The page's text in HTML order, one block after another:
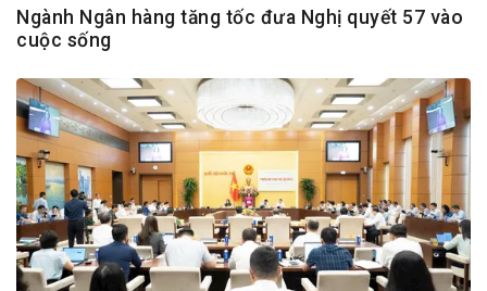
Ngành Ngân hàng tăng tốc đưa Nghị quyết 57 vào
cuộc sống